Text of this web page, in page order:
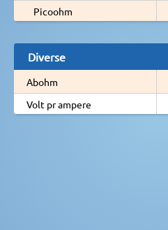
Picoohm
Diverse
Abohm
Volt pr ampere